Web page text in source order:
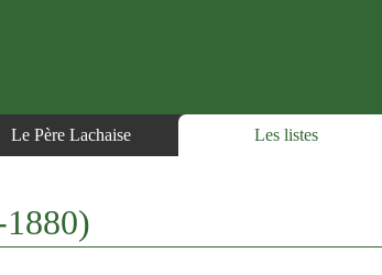
Le Père Lachaise Les listes